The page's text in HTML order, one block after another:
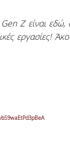
Z είναι
εργασίες!